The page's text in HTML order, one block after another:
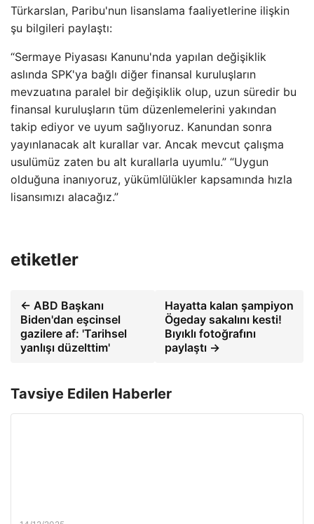
Türkarslan, Paribu'nun lisanslama faaliyetlerine ilişkin
şu bilgileri paylaştı:
“Sermaye Piyasası Kanunu'nda yapılan değişiklik
aslında SPK'ya bağlı diğer finansal kuruluşların
mevzuatına paralel bir değişiklik olup, uzun süredir bu
finansal kuruluşların tüm düzenlemelerini yakından
takip ediyor ve uyum sağlıyoruz. Kanundan sonra
yayınlanacak alt kurallar var. Ancak mevcut çalışma
usulümüz zaten bu alt kurallarla uyumlu.” “Uygun
olduğuna inanıyoruz, yükümlülükler kapsamında hızla
lisansımızı alacağız.”
etiketler
← ABD Başkanı
Biden'dan eşcinsel
gazilere af: 'Tarihsel
yanlışı düzelttim'
Hayatta kalan şampiyon
Ögeday sakalını kesti!
Bıyıklı fotoğrafını
paylaştı →
Tavsiye Edilen Haberler